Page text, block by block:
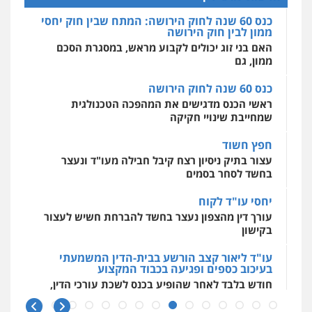
מרכז התחלה חדשה
אסירים עבירות מין שירותים מקצועיים
לעורכי דין
0544500346
ממון, גם
כנס 60 שנה לחוק הירושה
ראשי הכנס מדגישים את המהפכה הטכנולגית
שמחייבת שינויי חקיקה
חפץ חשוד
עצור בתיק ניסיון רצח קיבל חבילה מעו"ד ונעצר
בחשד לסחר בסמים
יחסי עו"ד לקוח
עורך דין מהצפון נעצר בחשד להברחת חשיש לעצור
עו"ד ליאור קצב הורשע בבית-הדין המשמעתי
בעיכוב כספים ופגיעה בכבוד המקצוע
חודש בלבד לאחר שהופיע בכנס לשכת עורכי הדין,
קצב הורשע
10 מיליון
עורך-דין חשוד בהעלמת הכנסות והתחמקות ממס
רכישה